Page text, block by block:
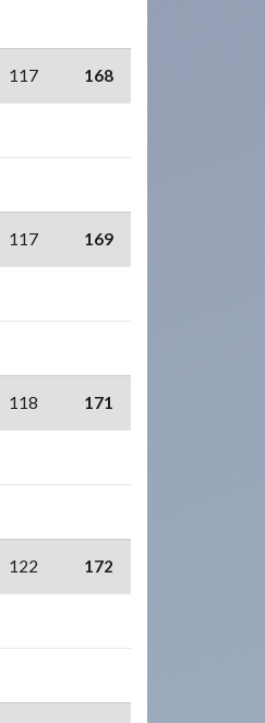
117 168
117 169
118 171
122 172